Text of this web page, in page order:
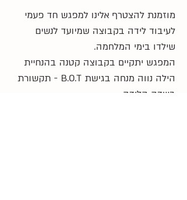
מוזמנת להצטרף אלינו למפגש חד פעמי
לעיבוד לידה בקבוצה שמיועד לנשים
שילדו בימי המלחמה.
המפגש יתקיים בקבוצה קטנה בהנחיית
הילה נווה מנחה בגישת B.O.T - תקשורת
בשדה הלידה.